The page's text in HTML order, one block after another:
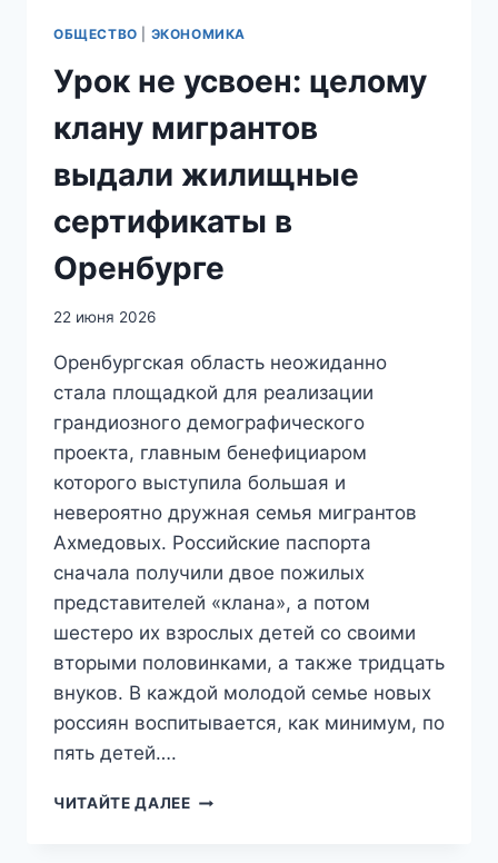
ОБЩЕСТВО ЭКОНОМИКА
Урок не усвоен: целому
клану мигрантов
выдали жилищные
сертификаты в
Оренбурге
22 июня 2026
Оренбургская область неожиданно
стала площадкой для реализации
грандиозного демографического
проекта, главным бенефициаром
которого выступила большая и
невероятно дружная семья мигрантов
Ахмедовых. Российские паспорта
сначала получили двое пожилых
представителей «клана», а потом
шестеро их взрослых детей со своими
вторыми половинками, а также тридцать
внуков. В каждой молодой семье новых
россиян воспитывается, как минимум, по
пять детей….
ЧИТАЙТЕ ДАЛЕЕУРОК